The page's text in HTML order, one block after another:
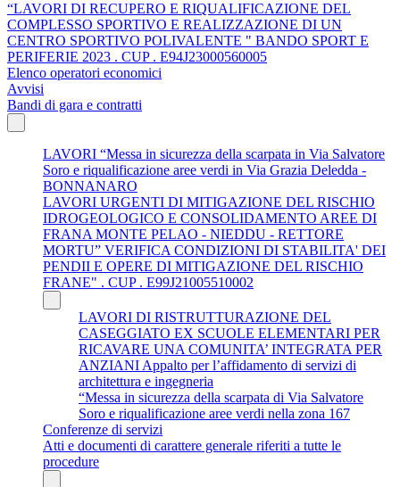
“LAVORI DI RECUPERO E RIQUALIFICAZIONE DEL
COMPLESSO SPORTIVO E REALIZZAZIONE DI UN
CENTRO SPORTIVO POLIVALENTE " BANDO SPORT E
PERIFERIE 2023 . CUP . E94J23000560005
Elenco operatori economici
Avvisi
Bandi di gara e contratti
LAVORI “Messa in sicurezza della scarpata in Via Salvatore
Soro e riqualificazione aree verdi in Via Grazia Deledda -
BONNANARO
LAVORI URGENTI DI MITIGAZIONE DEL RISCHIO
IDROGEOLOGICO E CONSOLIDAMENTO AREE DI
FRANA MONTE PELAO - NIEDDU - RETTORE
MORTU” VERIFICA CONDIZIONI DI STABILITA' DEI
PENDII E OPERE DI MITIGAZIONE DEL RISCHIO
FRANE" . CUP . E99J21005510002
LAVORI DI RISTRUTTURAZIONE DEL
CASEGGIATO EX SCUOLE ELEMENTARI PER
RICAVARE UNA COMUNITA’ INTEGRATA PER
ANZIANI Appalto per l’affidamento di servizi di
architettura e ingegneria
“Messa in sicurezza della scarpata di Via Salvatore
Soro e riqualificazione aree verdi nella zona 167
Conferenze di servizi
Atti e documenti di carattere generale riferiti a tutte le
procedure